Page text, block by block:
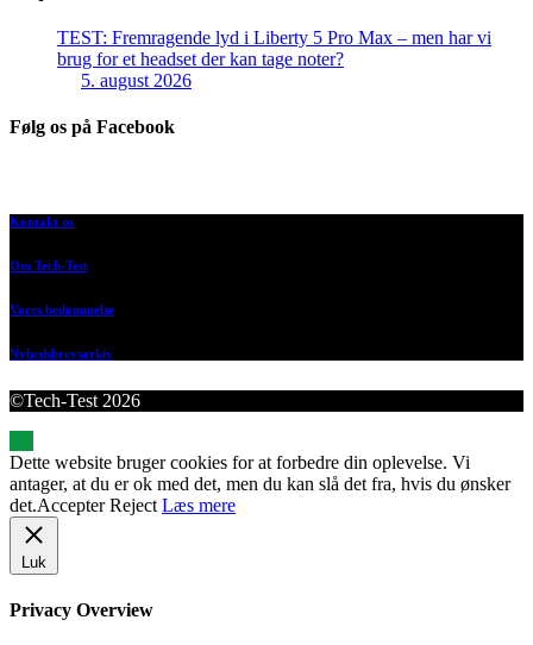
TEST: Fremragende lyd i Liberty 5 Pro Max – men har vi
brug for et headset der kan tage noter?
5. august 2026
Følg os på Facebook
Kontakt os
Om Tech-Test
Vores bedømmelse
Nyhedsbrevsarkiv
©Tech-Test 2026
Dette website bruger cookies for at forbedre din oplevelse. Vi
antager, at du er ok med det, men du kan slå det fra, hvis du ønsker
det.Accepter Reject Læs mere
Luk
Privacy Overview